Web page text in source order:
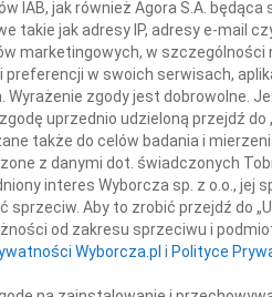
IAB, jak również Agora S.A. będąca
takie jak adresy IP, adresy e-mail
marketingowych, w
w swoich serwisach,
zgody jest dobrowolne.
uprzednio udzieloną przejdź do
także do celów badania i
z danymi dot. świadczonych
interes Wyborcza sp. z o.o., jej
Aby to zrobić przejdź do
od zakresu sprzeciwu i
Wyborcza.pl i Polityce